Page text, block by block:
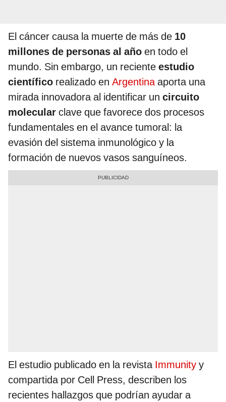
El cáncer causa la muerte de más de 10
millones de personas al año en todo el
mundo. Sin embargo, un reciente estudio
científico realizado en Argentinaaporta una
mirada innovadora al identificar un circuito
molecular clave que favorece dos procesos
fundamentales en el avance tumoral: la
evasión del sistema inmunológico y la
formación de nuevos vasos sanguíneos.
El estudio publicado en la revista Immunity y
compartida por Cell Press, describen los
recientes hallazgos que podrían ayudar a